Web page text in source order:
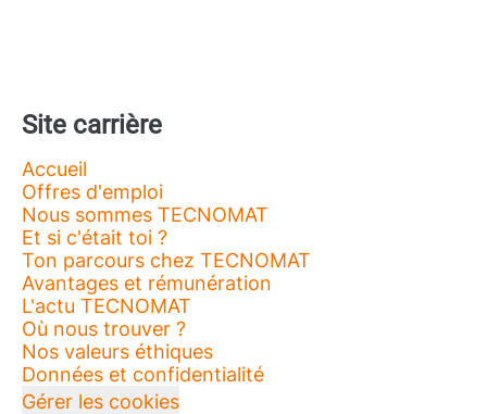
Site carrière
Accueil
Offres d'emploi
Nous sommes TECNOMAT
Et si c'était toi ?
Ton parcours chez TECNOMAT
Avantages et rémunération
L'actu TECNOMAT
Où nous trouver ?
Nos valeurs éthiques
Données et confidentialité
Gérer les cookies